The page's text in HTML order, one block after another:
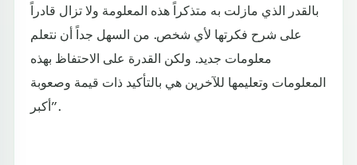
بالقدر الذي مازلت به متذكراً هذه المعلومة ولا تزال قادراً
على شرح فكرتها لأي شخص. من السهل جداً أن نتعلم
معلومات جديد. ولكن القدرة على الاحتفاظ بهذه
المعلومات وتعليمها للآخرين هي بالتأكيد ذات قيمة وصعوبة
أكبر”.